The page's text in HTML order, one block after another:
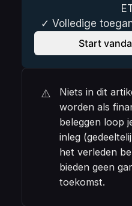
✓ Volledige
Start
⚠️
Niets in dit
worden als
beleggen loop
inleg
het verleden
bieden geen
toekomst.